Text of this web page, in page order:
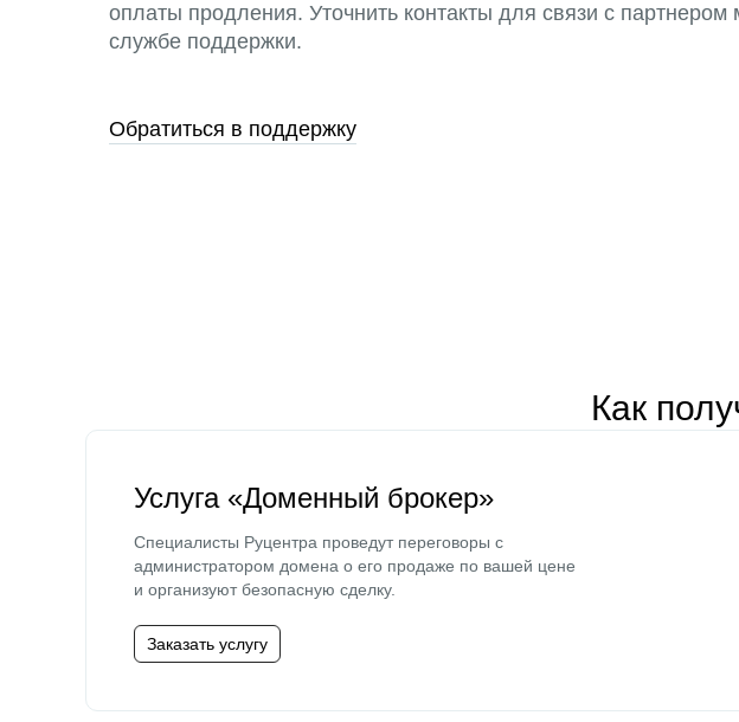
оплаты продления. Уточнить контакты для связи с партнером
службе поддержки.
Обратиться в поддержку
Как
Услуга «Доменный брокер»
Специалисты Руцентра проведут переговоры с
администратором домена о его продаже по вашей цене
и организуют безопасную сделку.
Заказать услугу